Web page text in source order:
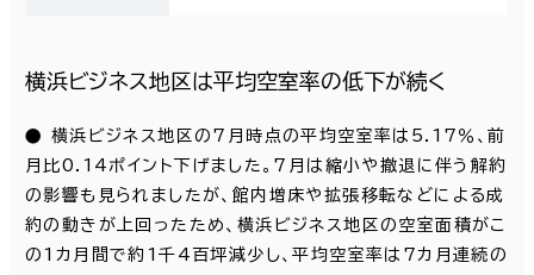
横浜ビジネス地区は平均空室率の低下が続く
● 横浜ビジネス地区の7月時点の平均空室率は5.17％、前
月比0.14ポイント下げました。7月は縮小や撤退に伴う解約
の影響も見られましたが、館内増床や拡張移転などによる成
約の動きが上回ったため、横浜ビジネス地区の空室面積がこ
の1カ月間で約1千4百坪減少し、平均空室率は7カ月連続の